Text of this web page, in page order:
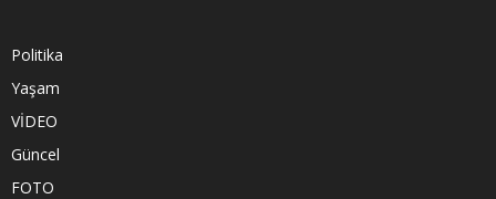
Politika
Yaşam
VİDEO
Güncel
FOTO